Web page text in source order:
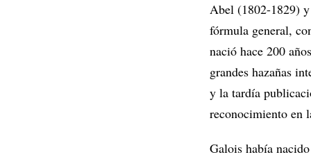
Abel (1802-1829)
fórmula general,
nació hace 200
grandes hazañas
y la tardía
reconocimiento en
Galois había